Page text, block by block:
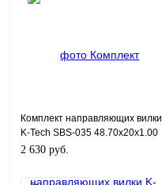
Комплект направляющих вилки
K-Tech SBS-035 48.70x20x1.00
2 630 руб.